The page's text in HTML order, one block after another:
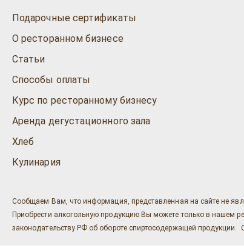
Подарочные сертификаты
О ресторанном бизнесе
Статьи
Способы оплаты
Курс по ресторанному бизнесу
Аренда дегустационного зала
Хлеб
Кулинария
Сообщаем Вам, что информация, представленная на сайте не
Приобрести алкогольную продукцию Вы можете только в нашем
законодательству РФ об обороте спиртосодержащей